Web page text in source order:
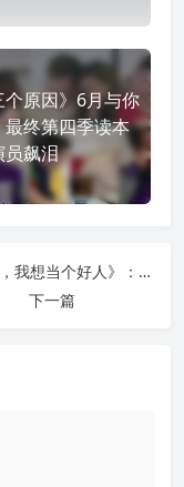
个原因》6月与你
最终第四季读本
员飙泪
《编剧，我想当个好人》：政治不正确版《正义：一场思辨之旅》
下一篇